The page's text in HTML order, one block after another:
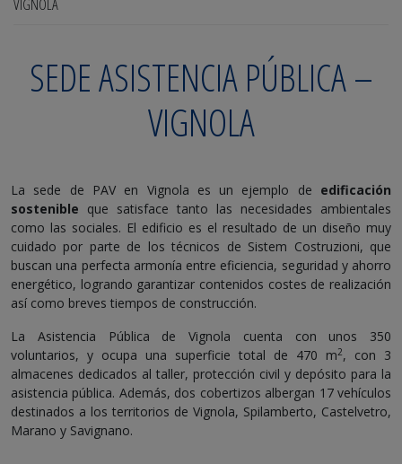
SEDE ASISTENCIA PÚBLICA –
VIGNOLA
La sede de PAV en Vignola es un ejemplo de edificación
sostenible que satisface tanto las necesidades ambientales
como las sociales. El edificio es el resultado de un diseño muy
cuidado por parte de los técnicos de Sistem Costruzioni, que
buscan una perfecta armonía entre eficiencia, seguridad y ahorro
energético, logrando garantizar contenidos costes de realización
así como breves tiempos de construcción.
La Asistencia Pública de Vignola cuenta con unos 350
voluntarios, y ocupa una superficie total de 470 m2, con 3
almacenes dedicados al taller, protección civil y depósito para la
asistencia pública. Además, dos cobertizos albergan 17 vehículos
destinados a los territorios de Vignola, Spilamberto, Castelvetro,
Marano y Savignano.